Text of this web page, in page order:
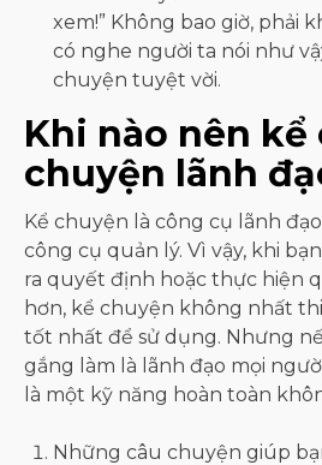
xem!” Không bao giờ, phải
có nghe người ta nói như
chuyện tuyệt vời.
Khi nào nên kể
chuyện lãnh
Kể chuyện là công cụ lãnh
công cụ quản lý. Vì vậy, khi
ra quyết định hoặc thực hiện
hơn, kể chuyện không nhất
tốt nhất để sử dụng. Nhưng
gắng làm là lãnh đạo mọi
là một kỹ năng hoàn toàn
Những câu chuyện giúp